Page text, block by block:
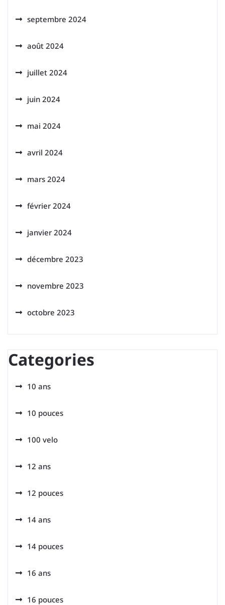
septembre 2024
août 2024
juillet 2024
juin 2024
mai 2024
avril 2024
mars 2024
février 2024
janvier 2024
décembre 2023
novembre 2023
octobre 2023
Categories
10 ans
10 pouces
100 velo
12 ans
12 pouces
14 ans
14 pouces
16 ans
16 pouces